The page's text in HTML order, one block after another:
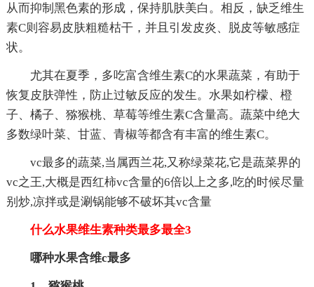
从而抑制黑色素的形成，保持肌肤美白。相反，缺乏维生
素C则容易皮肤粗糙枯干，并且引发皮炎、脱皮等敏感症
状。
尤其在夏季，多吃富含维生素C的水果蔬菜，有助于
恢复皮肤弹性，防止过敏反应的发生。水果如柠檬、橙
子、橘子、猕猴桃、草莓等维生素C含量高。蔬菜中绝大
多数绿叶菜、甘蓝、青椒等都含有丰富的维生素C。
vc最多的蔬菜,当属西兰花,又称绿菜花,它是蔬菜界的
vc之王,大概是西红柿vc含量的6倍以上之多,吃的时候尽量
别炒,凉拌或是涮锅能够不破坏其vc含量
什么水果维生素种类最多最全3
哪种水果含维c最多